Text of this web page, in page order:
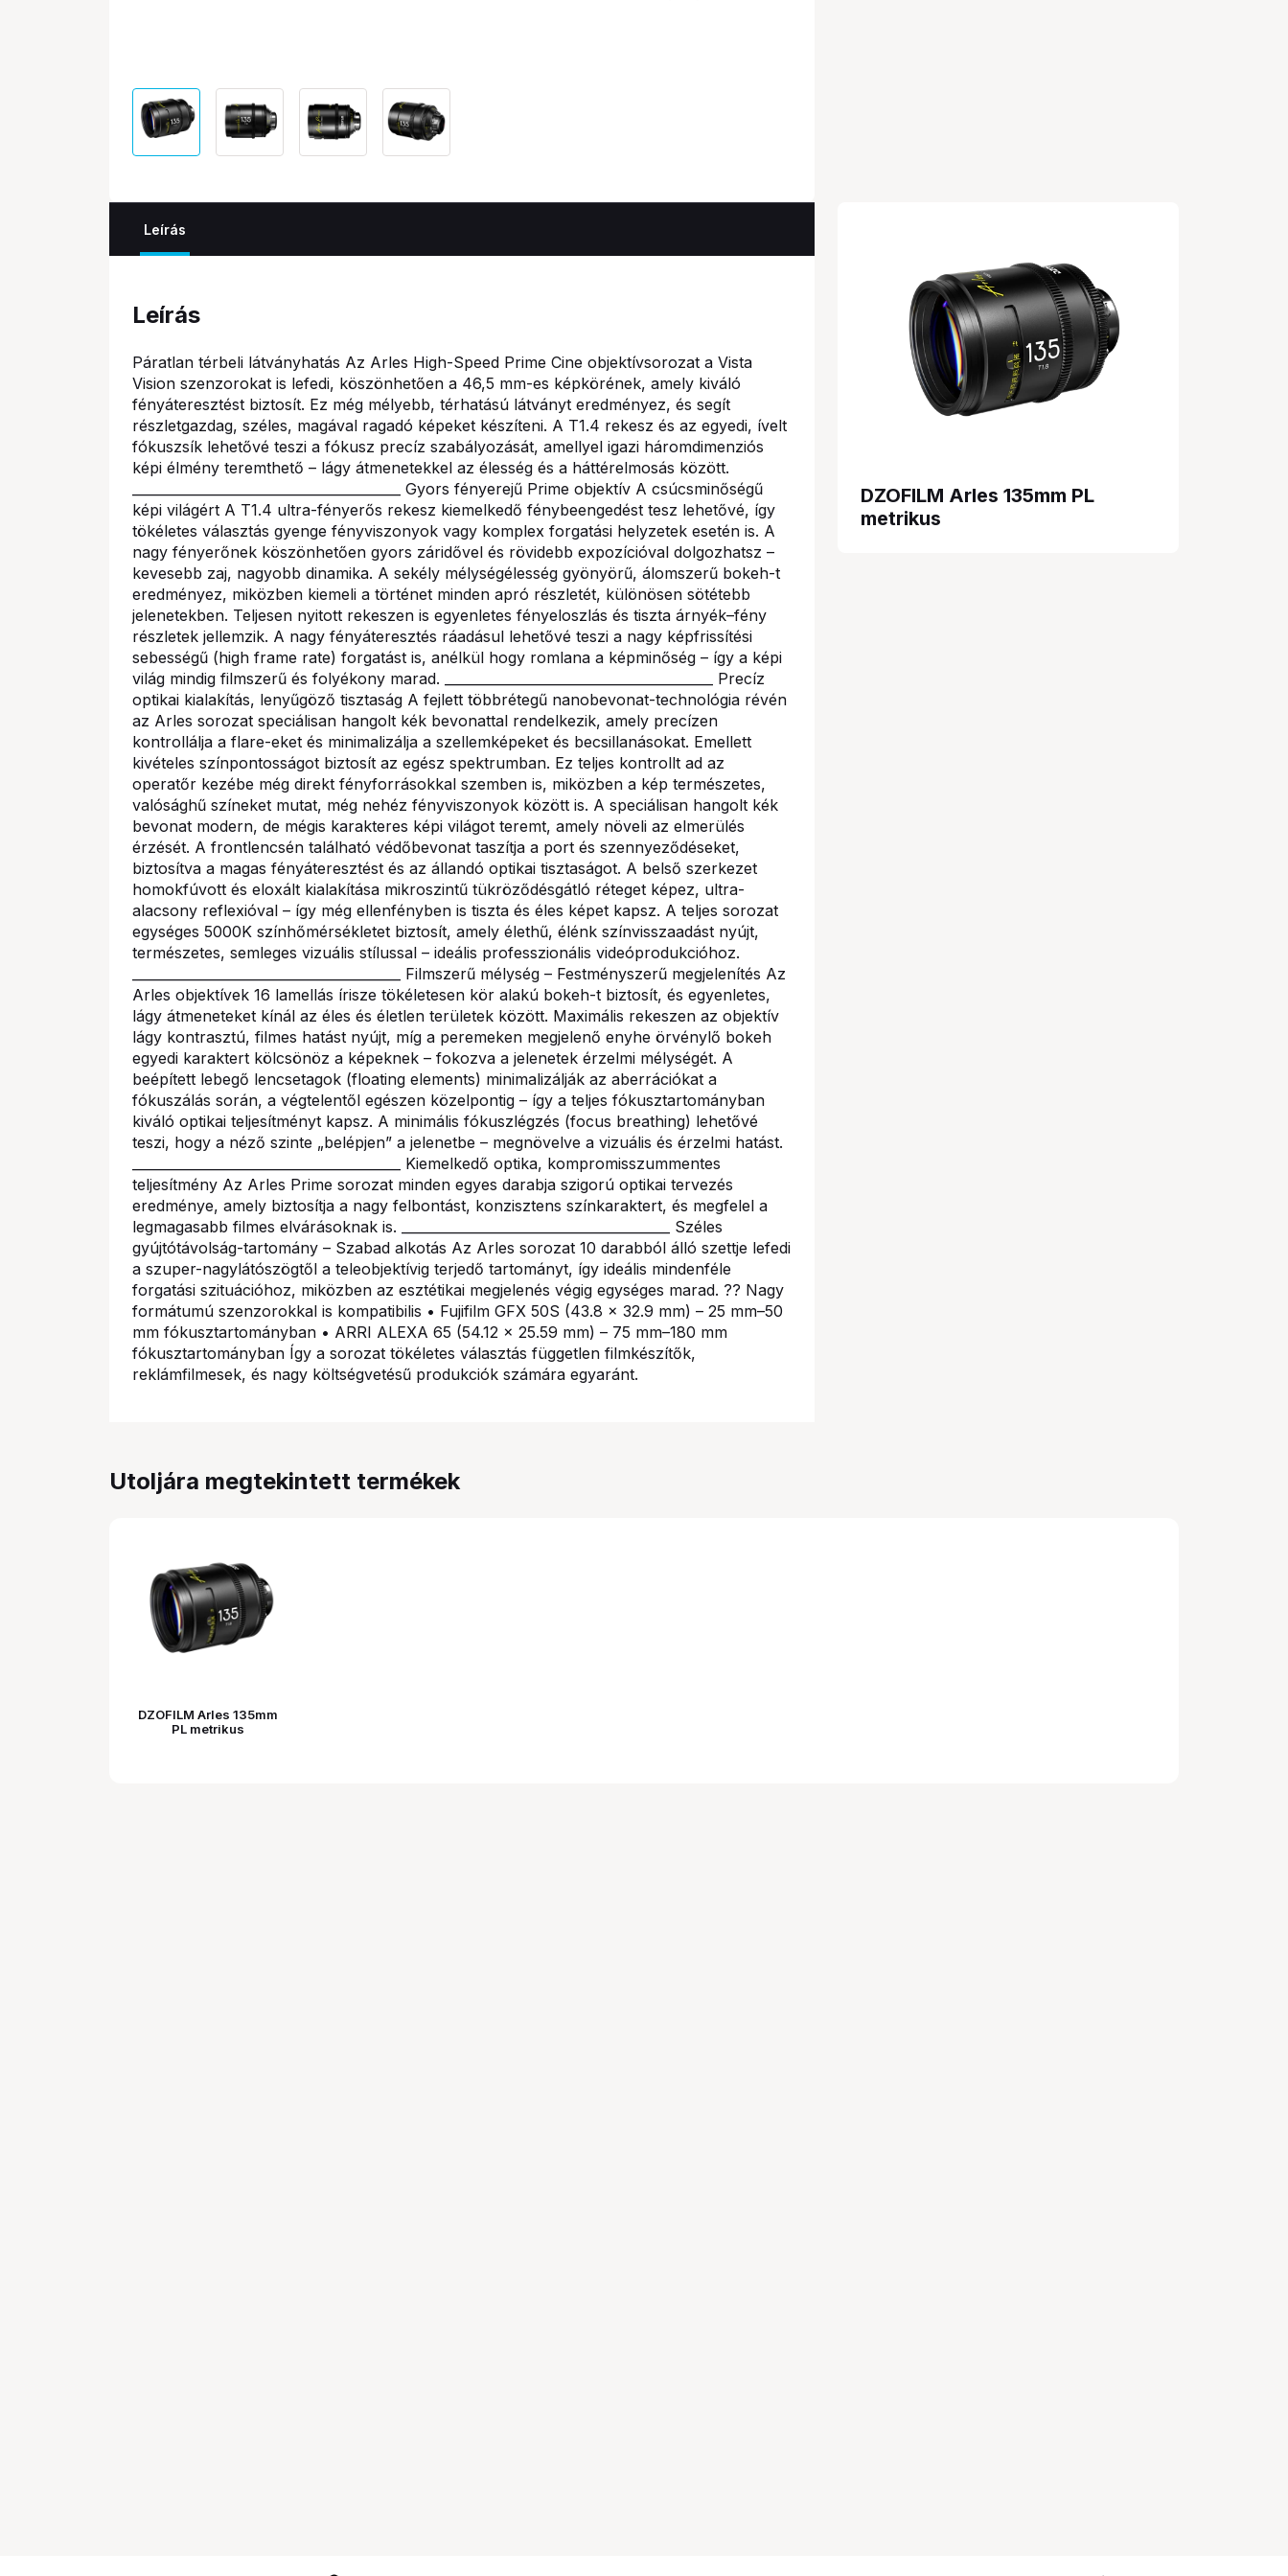
Leírás
Leírás
Páratlan térbeli látványhatás Az Arles High-Speed Prime Cine objektívsorozat a Vista
Vision szenzorokat is lefedi, köszönhetően a 46,5 mm-es képkörének, amely kiváló
fényáteresztést biztosít. Ez még mélyebb, térhatású látványt eredményez, és segít
részletgazdag, széles, magával ragadó képeket készíteni. A T1.4 rekesz és az egyedi, ívelt
fókuszsík lehetővé teszi a fókusz precíz szabályozását, amellyel igazi háromdimenziós
képi élmény teremthető – lágy átmenetekkel az élesség és a háttérelmosás között.
________________________________________ Gyors fényerejű Prime objektív A csúcsminőségű
képi világért A T1.4 ultra-fényerős rekesz kiemelkedő fénybeengedést tesz lehetővé, így
tökéletes választás gyenge fényviszonyok vagy komplex forgatási helyzetek esetén is. A
nagy fényerőnek köszönhetően gyors záridővel és rövidebb expozícióval dolgozhatsz –
kevesebb zaj, nagyobb dinamika. A sekély mélységélesség gyönyörű, álomszerű bokeh-t
eredményez, miközben kiemeli a történet minden apró részletét, különösen sötétebb
jelenetekben. Teljesen nyitott rekeszen is egyenletes fényeloszlás és tiszta árnyék–fény
részletek jellemzik. A nagy fényáteresztés ráadásul lehetővé teszi a nagy képfrissítési
sebességű (high frame rate) forgatást is, anélkül hogy romlana a képminőség – így a képi
világ mindig filmszerű és folyékony marad. ________________________________________ Precíz
optikai kialakítás, lenyűgöző tisztaság A fejlett többrétegű nanobevonat-technológia révén
az Arles sorozat speciálisan hangolt kék bevonattal rendelkezik, amely precízen
kontrollálja a flare-eket és minimalizálja a szellemképeket és becsillanásokat. Emellett
kivételes színpontosságot biztosít az egész spektrumban. Ez teljes kontrollt ad az
operatőr kezébe még direkt fényforrásokkal szemben is, miközben a kép természetes,
valósághű színeket mutat, még nehéz fényviszonyok között is. A speciálisan hangolt kék
bevonat modern, de mégis karakteres képi világot teremt, amely növeli az elmerülés
érzését. A frontlencsén található védőbevonat taszítja a port és szennyeződéseket,
biztosítva a magas fényáteresztést és az állandó optikai tisztaságot. A belső szerkezet
homokfúvott és eloxált kialakítása mikroszintű tükröződésgátló réteget képez, ultra-
alacsony reflexióval – így még ellenfényben is tiszta és éles képet kapsz. A teljes sorozat
egységes 5000K színhőmérsékletet biztosít, amely élethű, élénk színvisszaadást nyújt,
természetes, semleges vizuális stílussal – ideális professzionális videóprodukcióhoz.
________________________________________ Filmszerű mélység – Festményszerű megjelenítés Az
Arles objektívek 16 lamellás írisze tökéletesen kör alakú bokeh-t biztosít, és egyenletes,
lágy átmeneteket kínál az éles és életlen területek között. Maximális rekeszen az objektív
lágy kontrasztú, filmes hatást nyújt, míg a peremeken megjelenő enyhe örvénylő bokeh
egyedi karaktert kölcsönöz a képeknek – fokozva a jelenetek érzelmi mélységét. A
beépített lebegő lencsetagok (floating elements) minimalizálják az aberrációkat a
fókuszálás során, a végtelentől egészen közelpontig – így a teljes fókusztartományban
kiváló optikai teljesítményt kapsz. A minimális fókuszlégzés (focus breathing) lehetővé
teszi, hogy a néző szinte „belépjen” a jelenetbe – megnövelve a vizuális és érzelmi hatást.
________________________________________ Kiemelkedő optika, kompromisszummentes
teljesítmény Az Arles Prime sorozat minden egyes darabja szigorú optikai tervezés
eredménye, amely biztosítja a nagy felbontást, konzisztens színkaraktert, és megfelel a
legmagasabb filmes elvárásoknak is. ________________________________________ Széles
gyújtótávolság-tartomány – Szabad alkotás Az Arles sorozat 10 darabból álló szettje lefedi
a szuper-nagylátószögtől a teleobjektívig terjedő tartományt, így ideális mindenféle
forgatási szituációhoz, miközben az esztétikai megjelenés végig egységes marad. ?? Nagy
formátumú szenzorokkal is kompatibilis • Fujifilm GFX 50S (43.8 × 32.9 mm) – 25 mm–50
mm fókusztartományban • ARRI ALEXA 65 (54.12 × 25.59 mm) – 75 mm–180 mm
fókusztartományban Így a sorozat tökéletes választás független filmkészítők,
reklámfilmesek, és nagy költségvetésű produkciók számára egyaránt.
DZOFILM Arles 135mm PL
metrikus
Utoljára megtekintett termékek
DZOFILM Arles 135mm
PL metrikus